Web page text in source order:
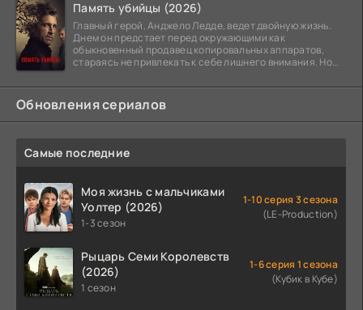
Память убийцы (2026)
Главный герой, Анджело Ледде, ведет двойную жизнь.
Днем он предстает перед окружающими как
обыкновенный продавец копировальных аппаратов,
стараясь не привлекать к себе лишнего внимания. Но
Обновления сериалов
Самые последние
Моя жизнь с мальчиками
Уолтер (2026)
1-3 сезон
1-10 серия 3 сезона
(LE-Production)
Рыцарь Семи Королевств
(2026)
1 сезон
1-6 серия 1 сезона
(Кубик в Кубе)